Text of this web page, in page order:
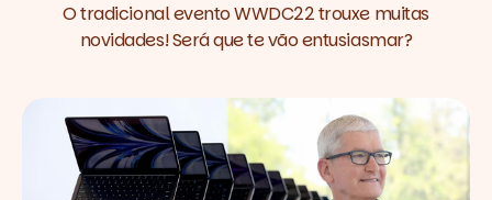
O tradicional evento WWDC22 trouxe muitas
novidades! Será que te vão entusiasmar?